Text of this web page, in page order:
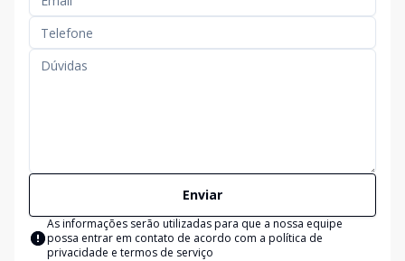
Enviar
As informações serão utilizadas para que a nossa equipe
possa entrar em contato de acordo com a política de
privacidade e termos de serviço